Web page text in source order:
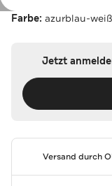
Farbe: azurblau-weiß
Jetzt
Versand durch